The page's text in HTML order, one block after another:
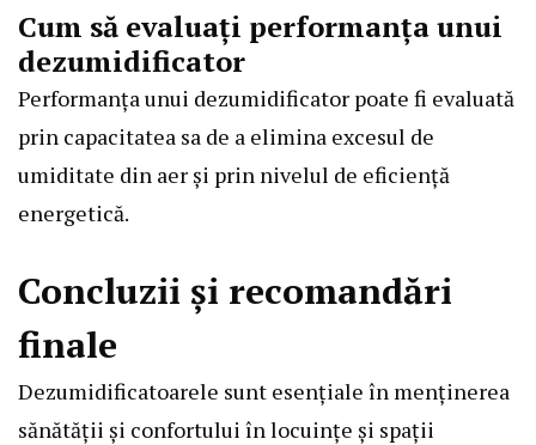
Cum să evaluați performanța unui
dezumidificator
Performanța unui dezumidificator poate fi evaluată
prin capacitatea sa de a elimina excesul de
umiditate din aer și prin nivelul de eficiență
energetică.
Concluzii și recomandări
finale
Dezumidificatoarele sunt esențiale în menținerea
sănătății și confortului în locuințe și spații